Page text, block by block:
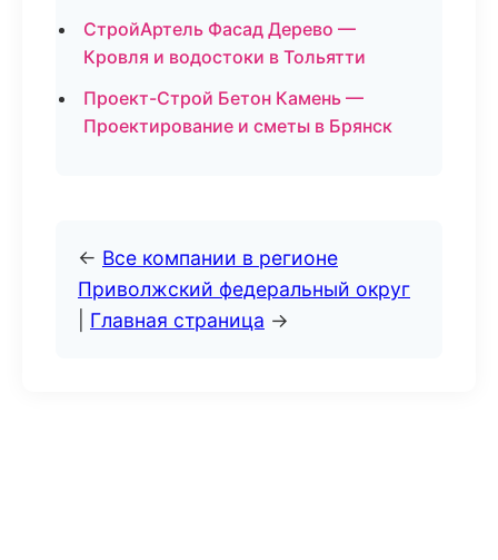
СтройАртель Фасад Дерево —
Кровля и водостоки в Тольятти
Проект-Строй Бетон Камень —
Проектирование и сметы в Брянск
← Все компании в регионе
Приволжский федеральный округ
Главная страница →